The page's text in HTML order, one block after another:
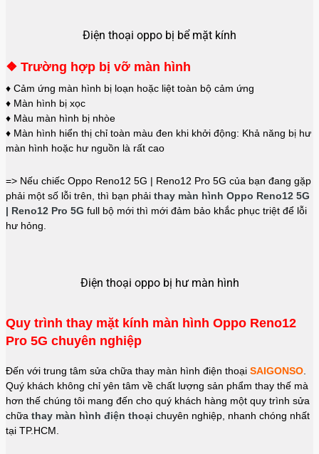
Điện thoại oppo bị bể mặt kính
❖ Trường hợp bị vỡ màn hình
♦ Cảm ứng màn hình bị loạn hoặc liệt toàn bộ cảm ứng
♦ Màn hình bị xọc
♦ Màu màn hình bị nhòe
♦ Màn hình hiển thị chỉ toàn màu đen khi khởi động: Khả năng bị hư
màn hình hoặc hư nguồn là rất cao
=> Nếu chiếc Oppo Reno12 5G | Reno12 Pro 5G của bạn đang gặp
phải một số lỗi trên, thì bạn phải thay màn hình Oppo Reno12 5G
| Reno12 Pro 5G full bộ mới thì mới đảm bảo khắc phục triệt để lỗi
hư hỏng.
Điện thoại oppo bị hư màn hình
Quy trình thay mặt kính màn hình Oppo Reno12
Pro 5G chuyên nghiệp
Đến với trung tâm sửa chữa thay màn hình điện thoại SAIGONSO
Quý khách không chỉ yên tâm về chất lượng sản phẩm thay thế mà
hơn thế chúng tôi mang đến cho quý khách hàng một quy trình sửa
chữa thay màn hình điện thoại chuyên nghiệp, nhanh chóng nhất
tại TP.HCM.